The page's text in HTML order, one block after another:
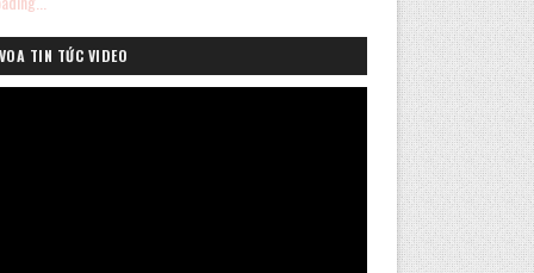
VOA TIN TỨC VIDEO